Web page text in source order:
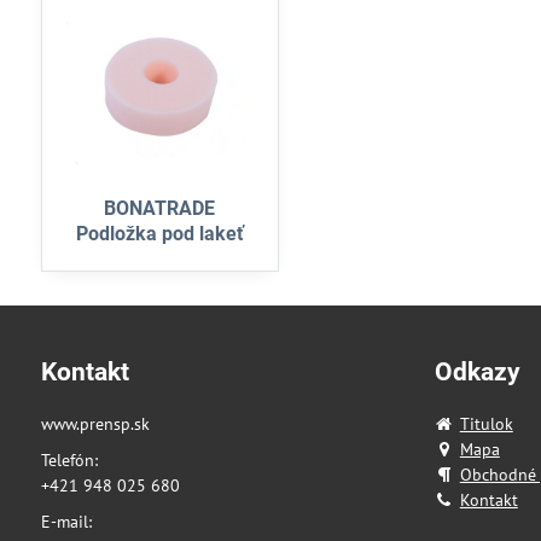
BONATRADE
Podložka pod lakeť
Kontakt
www.prensp.sk
Telefón:
+421 948 025 680
E-mail:
Odkazy
Titulok
Mapa
Kontakt